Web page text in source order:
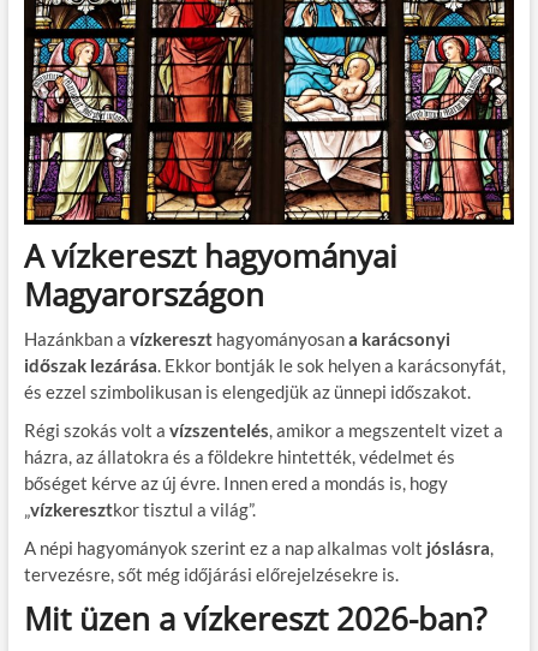
A vízkereszt hagyományai
Magyarországon
Hazánkban a vízkereszthagyományosana karácsonyi
időszak lezárása. Ekkor bontják le sok helyen a karácsonyfát,
és ezzel szimbolikusan is elengedjük az ünnepi időszakot.
Régi szokás volt a vízszentelés, amikor a megszentelt vizet a
házra, az állatokra és a földekre hintették, védelmet és
bőséget kérve az új évre. Innen ered a mondás is, hogy
„vízkeresztkor tisztul a világ”.
A népi hagyományok szerint ez a nap alkalmas volt jóslásra,
tervezésre, sőt még időjárási előrejelzésekre is.
Mit üzen a vízkereszt 2026-ban?